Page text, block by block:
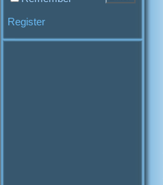
Register